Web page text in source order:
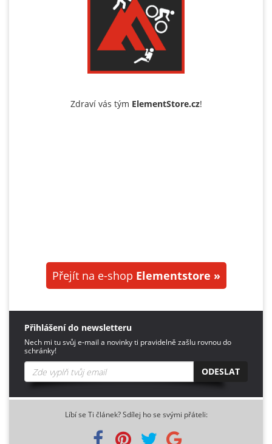
Zdraví vás tým ElementStore.cz!
Přejít na e-shop Elementstore »
Přihlášení do newsletteru
Nech mi tu svůj e-mail a novinky ti pravidelně zašlu rovnou do
schránky!
ODESLAT
Líbí se Ti článek? Sdílej ho se svými přáteli: